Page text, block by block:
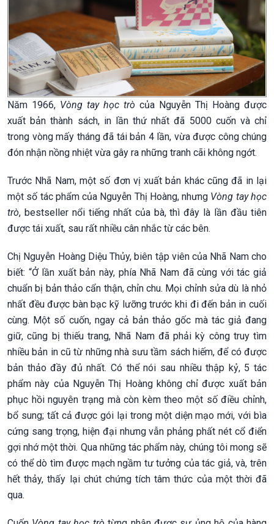
Năm 1966, Vòng tay học trò của Nguyễn Thị Hoàng được
xuất bản thành sách, in lần thứ nhất đã 5000 cuốn và chỉ
trong vòng mấy tháng đã tái bản 4 lần, vừa được công chúng
đón nhận nồng nhiệt vừa gây ra những tranh cãi không ngớt.
Trước Nhã Nam, một số đơn vị xuất bản khác cũng đã in lại
một số tác phẩm của Nguyễn Thị Hoàng, nhưng Vòng tay học
trò, bestseller nổi tiếng nhất của bà, thì đây là lần đầu tiên
được tái xuất, sau rất nhiều cân nhắc từ các bên.
Chị Nguyễn Hoàng Diệu Thủy, biên tập viên của Nhã Nam cho
biết: “Ở lần xuất bản này, phía Nhã Nam đã cùng với tác giả
chuẩn bị bản thảo cẩn thận, chỉn chu. Mọi chỉnh sửa dù là nhỏ
nhất đều được bàn bạc kỹ lưỡng trước khi đi đến bản in cuối
cùng. Một số cuốn, ngay cả bản thảo gốc mà tác giả đang
giữ, cũng bị thiếu trang, Nhã Nam đã phải kỳ công truy tìm
nhiều bản in cũ từ những nhà sưu tầm sách hiếm, để có được
bản thảo đầy đủ nhất. Có thể nói sau nhiều thập kỷ, 5 tác
phẩm này của Nguyễn Thị Hoàng không chỉ được xuất bản
phục hồi nguyên trạng mà còn kèm theo một số điều chỉnh,
bổ sung; tất cả được gói lại trong một diện mạo mới, với bìa
cứng sang trọng, hiện đại nhưng vẫn phảng phất nét cổ điển
gợi nhớ một thời. Qua những tác phẩm này, chúng tôi mong sẽ
có thể dò tìm được mạch ngầm tư tưởng của tác giả, và, trên
hết thảy, thấy lại chút chứng tích tâm thức của một thời đã
qua.